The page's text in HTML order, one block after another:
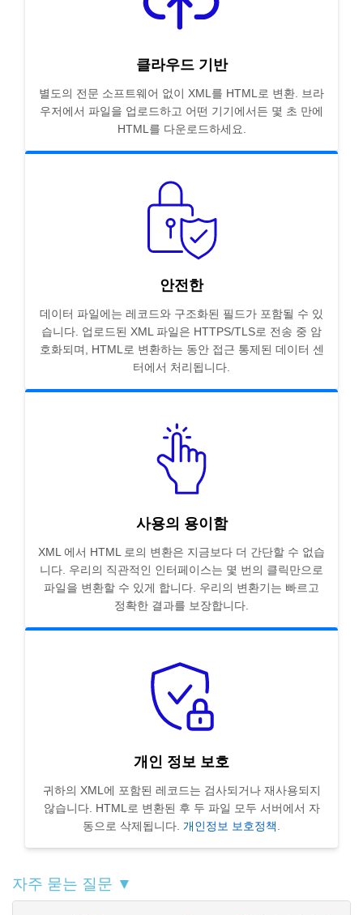
클라우드 기반
별도의 전문 소프트웨어 없이 XML를 HTML로 변환. 브라
우저에서 파일을 업로드하고 어떤 기기에서든 몇 초 만에
HTML를 다운로드하세요.
안전한
데이터 파일에는 레코드와 구조화된 필드가 포함될 수 있
습니다. 업로드된 XML 파일은 HTTPS/TLS로 전송 중 암
호화되며, HTML로 변환하는 동안 접근 통제된 데이터 센
터에서 처리됩니다.
사용의 용이함
XML 에서 HTML 로의 변환은 지금보다 더 간단할 수 없습
니다. 우리의 직관적인 인터페이스는 몇 번의 클릭만으로
파일을 변환할 수 있게 합니다. 우리의 변환기는 빠르고
정확한 결과를 보장합니다.
개인 정보 보호
귀하의 XML에 포함된 레코드는 검사되거나 재사용되지
않습니다. HTML로 변환된 후 두 파일 모두 서버에서 자
동으로 삭제됩니다. 개인정보 보호정책
자주 묻는 질문 ▼